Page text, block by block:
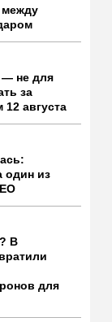
между
— не для
за
августа
один из
В
для